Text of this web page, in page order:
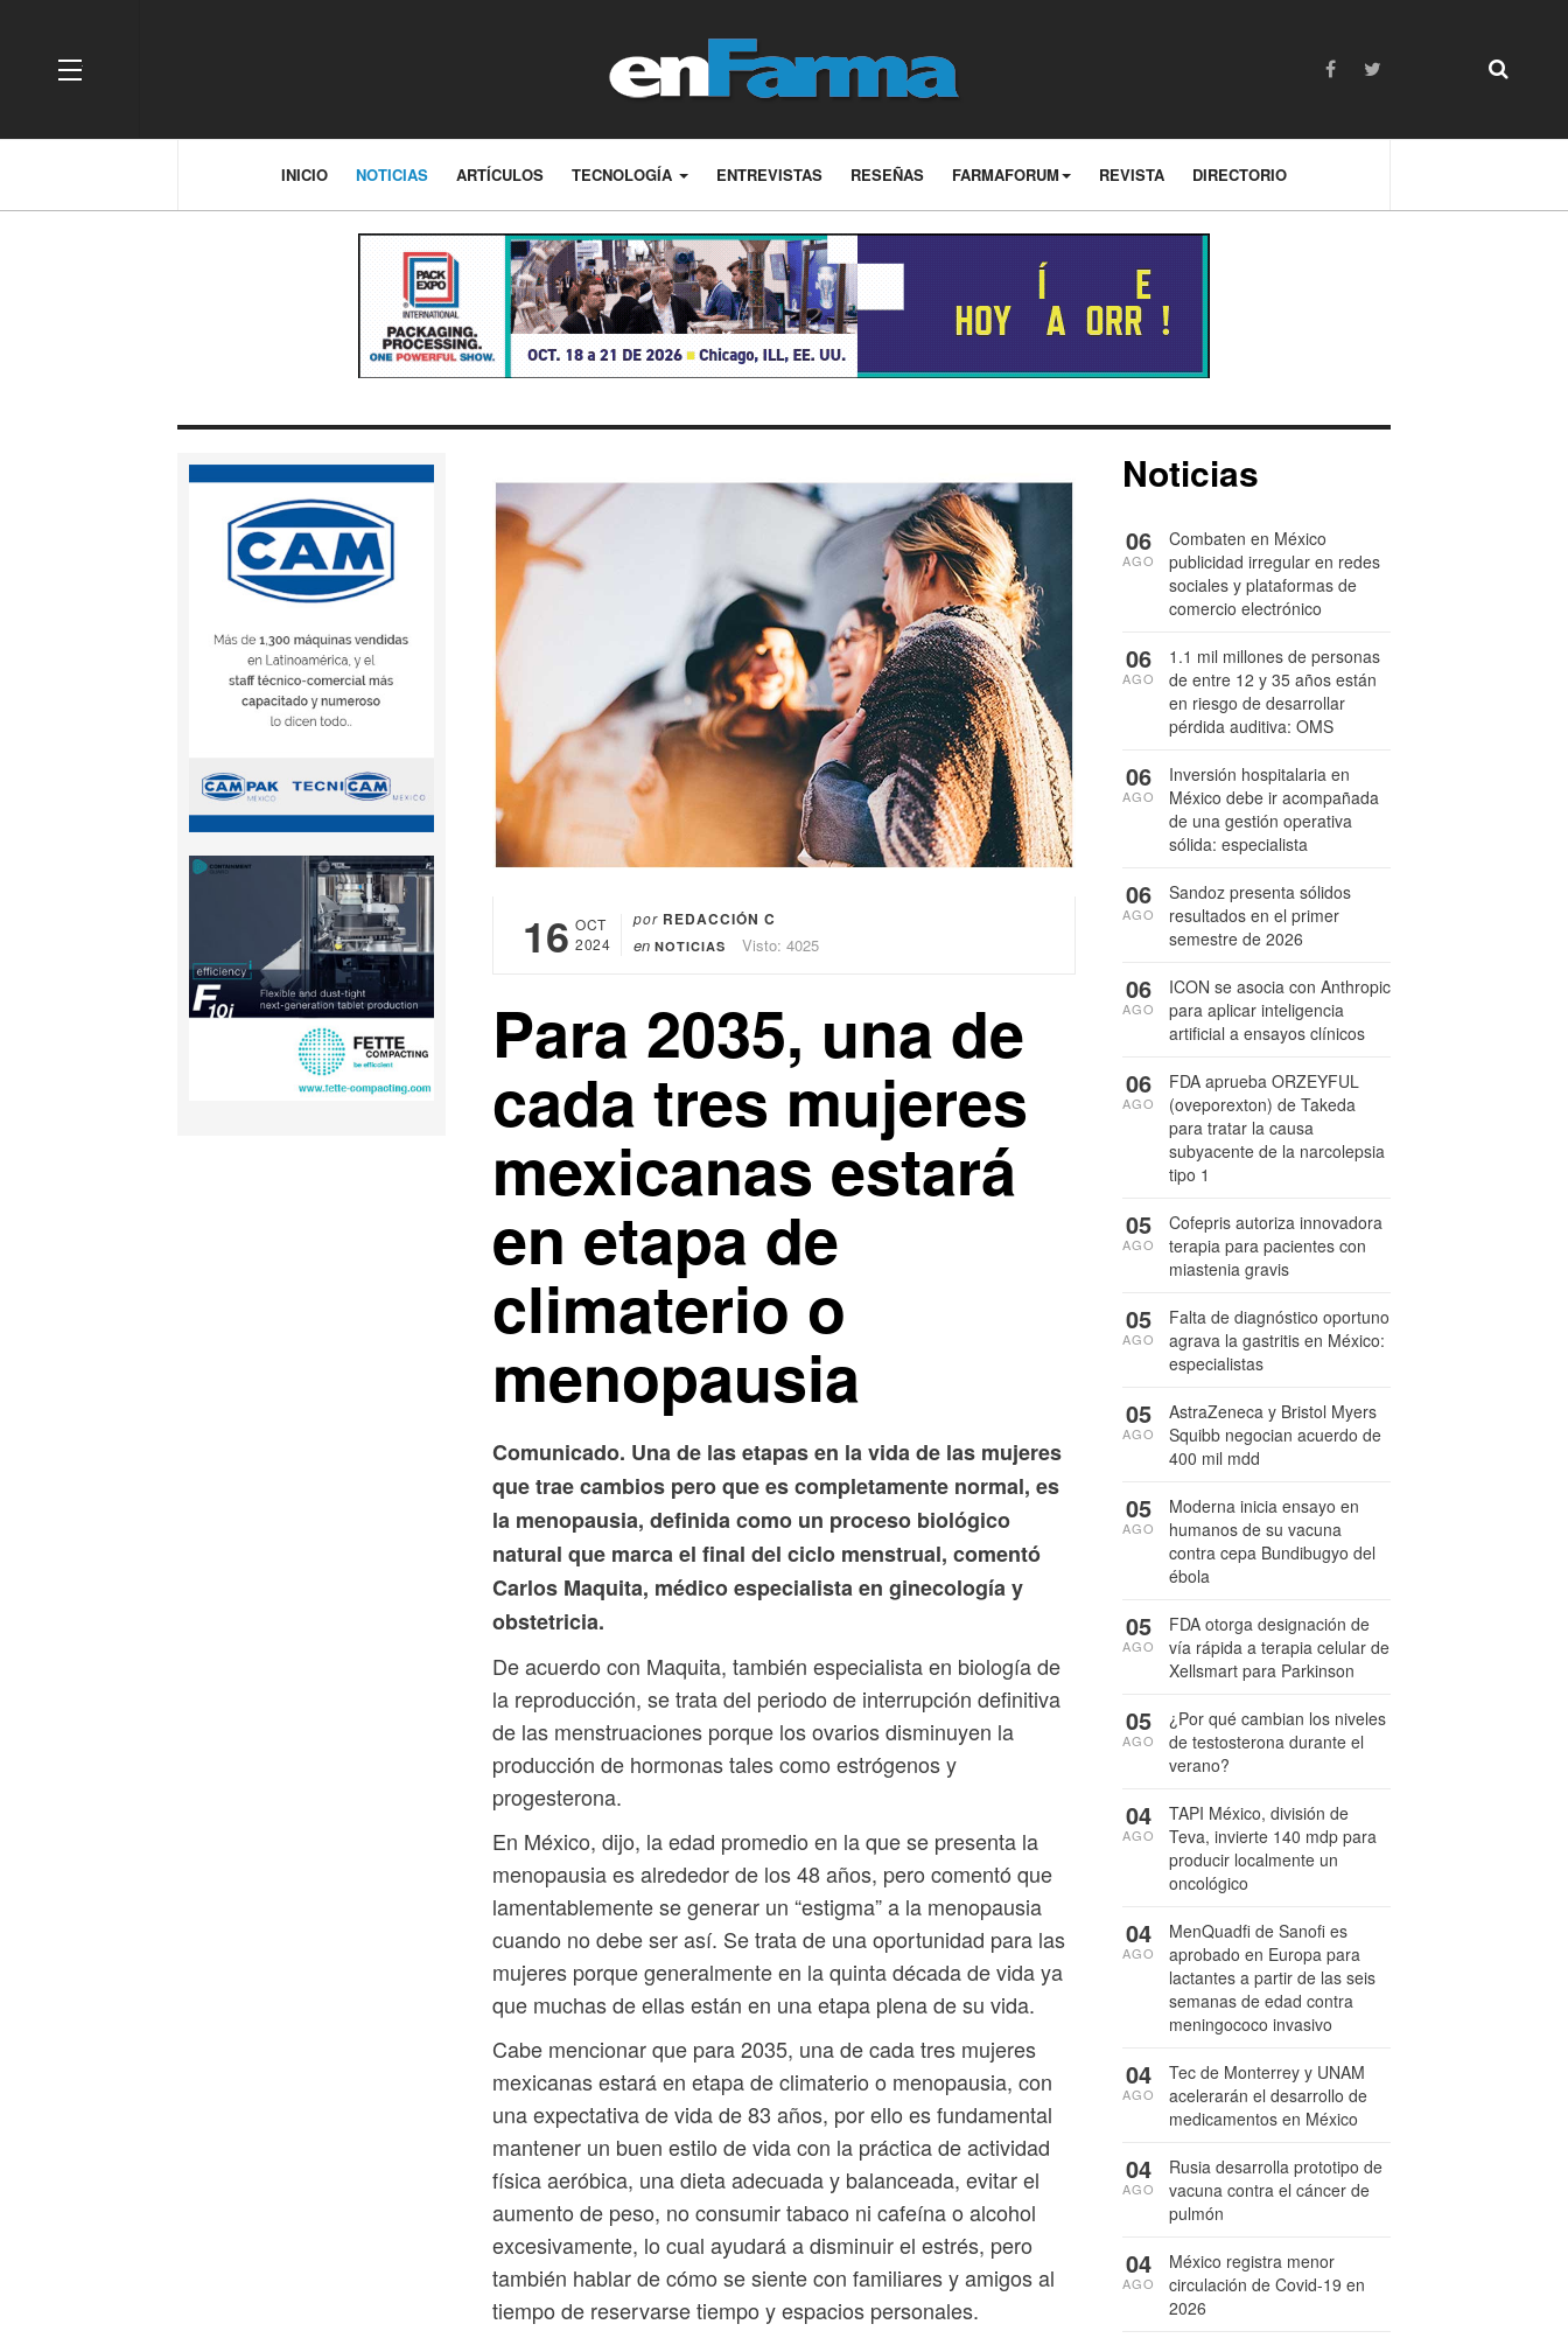
OFF CANVAS
INICIO NOTICIAS ARTÍCULOS TECNOLOGÍA ENTREVISTAS RESEÑAS FARMAFORUM REVISTA DIRECTORIO
16 OCT
2024
por REDACCIÓN C
en NOTICIAS Visto: 4025
Para 2035, una de
cada tres mujeres
mexicanas estará
en etapa de
climaterio o
menopausia
Comunicado. Una de las etapas en la vida de las mujeres
que trae cambios pero que es completamente normal, es
la menopausia, definida como un proceso biológico
natural que marca el final del ciclo menstrual, comentó
Carlos Maquita, médico especialista en ginecología y
obstetricia.
De acuerdo con Maquita, también especialista en biología de
la reproducción, se trata del periodo de interrupción definitiva
de las menstruaciones porque los ovarios disminuyen la
producción de hormonas tales como estrógenos y
progesterona.
En México, dijo, la edad promedio en la que se presenta la
menopausia es alrededor de los 48 años, pero comentó que
lamentablemente se generar un “estigma” a la menopausia
cuando no debe ser así. Se trata de una oportunidad para las
mujeres porque generalmente en la quinta década de vida ya
que muchas de ellas están en una etapa plena de su vida.
Cabe mencionar que para 2035, una de cada tres mujeres
mexicanas estará en etapa de climaterio o menopausia, con
una expectativa de vida de 83 años, por ello es fundamental
mantener un buen estilo de vida con la práctica de actividad
física aeróbica, una dieta adecuada y balanceada, evitar el
aumento de peso, no consumir tabaco ni cafeína o alcohol
excesivamente, lo cual ayudará a disminuir el estrés, pero
también hablar de cómo se siente con familiares y amigos al
tiempo de reservarse tiempo y espacios personales.
Noticias
Combaten en México
publicidad irregular en redes
sociales y plataformas de
comercio electrónico
06
AGO
1.1 mil millones de personas
de entre 12 y 35 años están
en riesgo de desarrollar
pérdida auditiva: OMS
06
AGO
Inversión hospitalaria en
México debe ir acompañada
de una gestión operativa
sólida: especialista
06
AGO
Sandoz presenta sólidos
resultados en el primer
semestre de 2026
06
AGO
ICON se asocia con Anthropic
para aplicar inteligencia
artificial a ensayos clínicos
06
AGO
FDA aprueba ORZEYFUL
(oveporexton) de Takeda
para tratar la causa
subyacente de la narcolepsia
tipo 1
06
AGO
Cofepris autoriza innovadora
terapia para pacientes con
miastenia gravis
05
AGO
Falta de diagnóstico oportuno
agrava la gastritis en México:
especialistas
05
AGO
AstraZeneca y Bristol Myers
Squibb negocian acuerdo de
400 mil mdd
05
AGO
Moderna inicia ensayo en
humanos de su vacuna
contra cepa Bundibugyo del
ébola
05
AGO
FDA otorga designación de
vía rápida a terapia celular de
Xellsmart para Parkinson
05
AGO
¿Por qué cambian los niveles
de testosterona durante el
verano?
05
AGO
TAPI México, división de
Teva, invierte 140 mdp para
producir localmente un
oncológico
04
AGO
MenQuadfi de Sanofi es
aprobado en Europa para
lactantes a partir de las seis
semanas de edad contra
meningococo invasivo
04
AGO
Tec de Monterrey y UNAM
acelerarán el desarrollo de
medicamentos en México
04
AGO
Rusia desarrolla prototipo de
vacuna contra el cáncer de
pulmón
04
AGO
México registra menor
circulación de Covid-19 en
2026
04
AGO